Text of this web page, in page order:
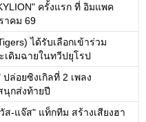
ครั้งแรก ที่ อิมแพค
าคม 69
ได้รับเลือกเข้าร่วม
เดิมฉายในทวีปยุโรป
ล่อยซิงเกิลที่ 2 เพลง
นุกส่งท้ายปี
-แจ๊ส" แท็กทีม สร้างเสียงฮา